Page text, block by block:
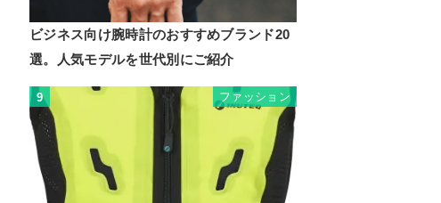
ビジネス向け腕時計のおすすめブランド20
選。人気モデルを世代別にご紹介
9 ファッション